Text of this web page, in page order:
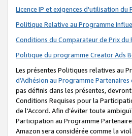
Licence IP et exigences d'utilisation du
Politique Relative au Programme
Conditions du Comparateur de Prix du
Politique du programme Creator Ads
Les présentes Politiques relatives au
d’Adhésion au Programme Partenaires
pas définis dans les présentes,
Conditions Requises pour la
de l'Accord. Afin d’éviter toute
Participation au Programme
Amazon sera considérée comme la